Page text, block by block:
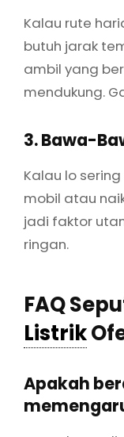
Kalau rute
butuh jarak
ambil yang
mendukung.
3. Bawa-
Kalau lo
mobil atau
jadi faktor
ringan.
FAQ
Listrik
Apakah